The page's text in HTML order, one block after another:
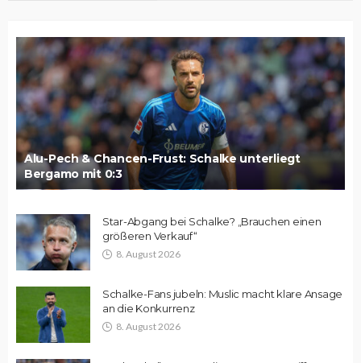
Alu-Pech & Chancen-Frust: Schalke unterliegt
Bergamo mit 0:3
Star-Abgang bei Schalke? „Brauchen einen
größeren Verkauf“
8. August 2026
Schalke-Fans jubeln: Muslic macht klare Ansage
an die Konkurrenz
8. August 2026